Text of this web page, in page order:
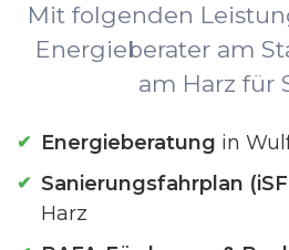
Mit folgenden
Energieberater am
am Harz für
Energieberatung in
Sanierungsfahrplan
Harz